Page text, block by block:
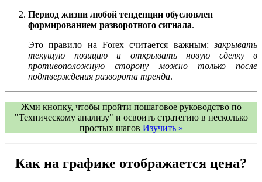
Период жизни любой тенденции обусловлен
формированием разворотного сигнала.
Это правило на Forex считается важным:закрывать
текущую позицию и открывать новую сделку в
противоположную сторону можно только после
подтверждения разворота тренда.
Жми кнопку, чтобы пройти пошаговое руководство по
"Техническому анализу" и освоить стратегию в несколько
простых шагов Изучить »
Как на графике отображается цена?